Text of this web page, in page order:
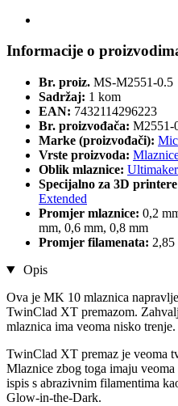
Informacije o
Br. proiz. MS-M2551-0.5
Sadržaj: 1 kom
EAN: 7432114296223
Br. proizvođača: M2551-
Marke (proizvođači):
Vrste proizvoda:
Oblik mlaznice: Ultimaker
Specijalno za 3D
Extended
Promjer mlaznice: 0,2
mm, 0,6 mm, 0,8 mm
Promjer filamenata: 2,85
Opis
Ova je MK 10 mlaznica
TwinClad XT premazom.
mlaznica ima veoma nisko trenje.
TwinClad XT premaz je veoma
Mlaznice zbog toga imaju
ispis s abrazivnim filamentima
Glow-in-the-Dark.